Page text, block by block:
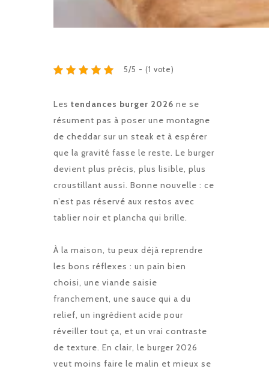
5/5 - (1 vote)
Les tendances burger 2026 ne se
résument pas à poser une montagne
de cheddar sur un steak et à espérer
que la gravité fasse le reste. Le burger
devient plus précis, plus lisible, plus
croustillant aussi. Bonne nouvelle : ce
n’est pas réservé aux restos avec
tablier noir et plancha qui brille.
À la maison, tu peux déjà reprendre
les bons réflexes : un pain bien
choisi, une viande saisie
franchement, une sauce qui a du
relief, un ingrédient acide pour
réveiller tout ça, et un vrai contraste
de texture. En clair, le burger 2026
veut moins faire le malin et mieux se